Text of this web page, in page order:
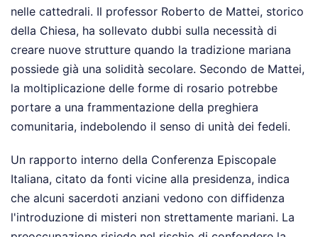
nelle cattedrali. Il professor Roberto de Mattei, storico
della Chiesa, ha sollevato dubbi sulla necessità di
creare nuove strutture quando la tradizione mariana
possiede già una solidità secolare. Secondo de Mattei,
la moltiplicazione delle forme di rosario potrebbe
portare a una frammentazione della preghiera
comunitaria, indebolendo il senso di unità dei fedeli.
Un rapporto interno della Conferenza Episcopale
Italiana, citato da fonti vicine alla presidenza, indica
che alcuni sacerdoti anziani vedono con diffidenza
l'introduzione di misteri non strettamente mariani. La